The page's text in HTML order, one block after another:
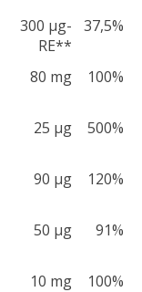
300 µg-
RE**
37,5%
80 mg 100%
25 µg 500%
90 µg 120%
50 µg 91%
10 mg 100%